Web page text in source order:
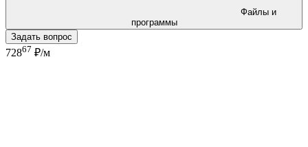
программы
Задать вопрос
72867 ₽/м